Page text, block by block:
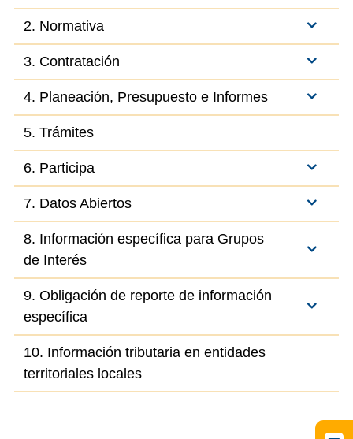
2. Normativa
3. Contratación
4. Planeación, Presupuesto e Informes
5. Trámites
6. Participa
7. Datos Abiertos
8. Información específica para Grupos
de Interés
9. Obligación de reporte de información
específica
10. Información tributaria en entidades
territoriales locales